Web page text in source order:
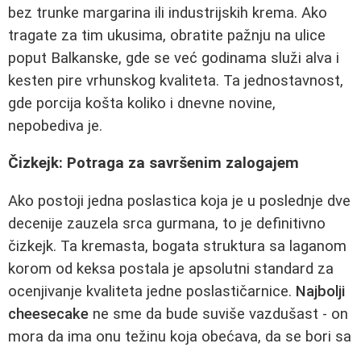
bez trunke margarina ili industrijskih krema. Ako
tragate za tim ukusima, obratite pažnju na ulice
poput Balkanske, gde se već godinama služi alva i
kesten pire vrhunskog kvaliteta. Ta jednostavnost,
gde porcija košta koliko i dnevne novine,
nepobediva je.
Čizkejk: Potraga za savršenim zalogajem
Ako postoji jedna poslastica koja je u poslednje dve
decenije zauzela srca gurmana, to je definitivno
čizkejk. Ta kremasta, bogata struktura sa laganom
korom od keksa postala je apsolutni standard za
ocenjivanje kvaliteta jedne poslastičarnice. Najbolji
cheesecake ne sme da bude suviše vazdušast - on
mora da ima onu težinu koja obećava, da se bori sa